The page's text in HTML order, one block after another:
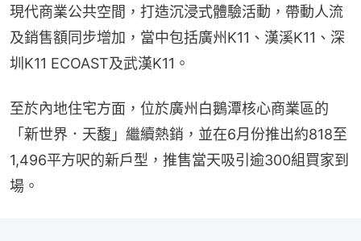
現代商業公共空間，打造沉浸式體驗活動，帶動人流
及銷售額同步增加，當中包括廣州K11、漢溪K11、深
圳K11 ECOAST及武漢K11。
至於內地住宅方面，位於廣州白鵝潭核心商業區的
「新世界．天馥」繼續熱銷，並在6月份推出約818至
1,496平方呎的新戶型，推售當天吸引逾300組買家到
場。